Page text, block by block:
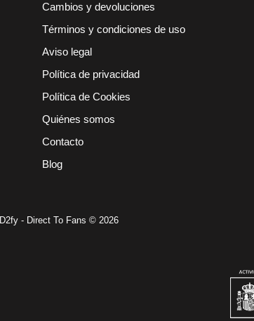
Cambios y devoluciones
Términos y condiciones de uso
Aviso legal
Política de privacidad
Política de Cookies
Quiénes somos
Contacto
Blog
D2fy - Direct To Fans © 2026